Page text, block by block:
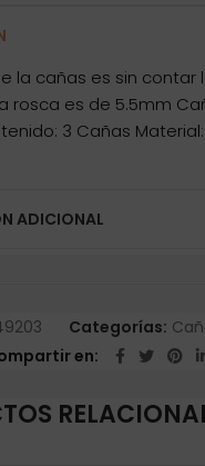
la cañas es sin contar
rosca es de 5.5mm
3 Cañas
ADICIONAL
Categorías:
en